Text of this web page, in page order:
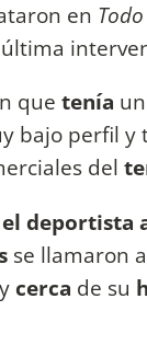
en
que tenía
bajo perfil y
del
el deportista
se llamaron a
cerca de su